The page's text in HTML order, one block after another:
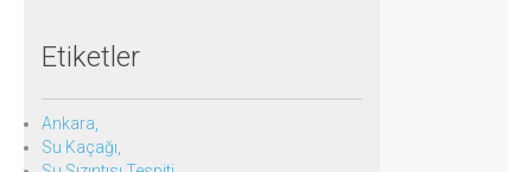
Etiketler
Ankara,
Su Kaçağı,